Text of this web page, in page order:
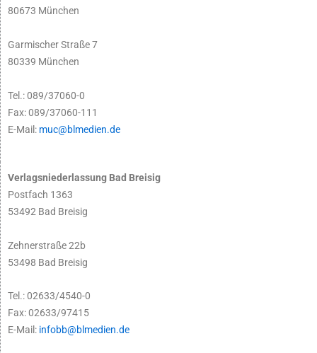
80673 München
Garmischer Straße 7
80339 München
Tel.: 089/37060-0
Fax: 089/37060-111
E-Mail: muc@blmedien.de
Verlagsniederlassung Bad Breisig
Postfach 1363
53492 Bad Breisig
Zehnerstraße 22b
53498 Bad Breisig
Tel.: 02633/4540-0
Fax: 02633/97415
E-Mail: infobb@blmedien.de